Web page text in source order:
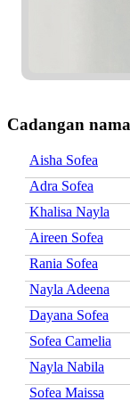
Cadangan
Aisha Sofea
Adra Sofea
Khalisa Nayla
Aireen Sofea
Rania Sofea
Nayla Adeena
Dayana Sofea
Sofea Camelia
Nayla Nabila
Sofea Maissa